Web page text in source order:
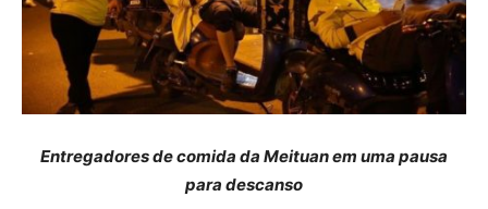
Entregadores de comida da Meituan em uma pausa
para descanso